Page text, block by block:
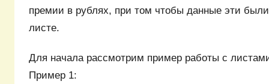
премии в рублях, при том чтобы данные эти
листе.
Для начала рассмотрим пример работы с
Пример 1: